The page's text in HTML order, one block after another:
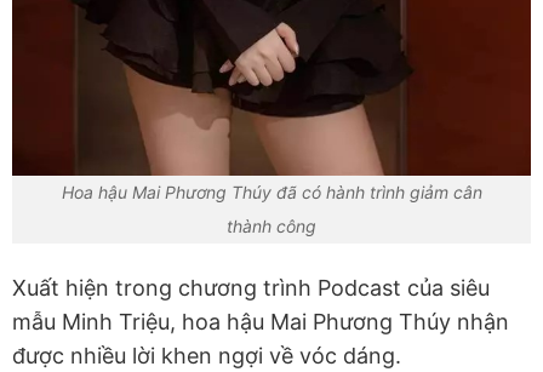
Hoa hậu Mai Phương Thúy đã có hành trình giảm cân
thành công
Xuất hiện trong chương trình Podcast của siêu
mẫu Minh Triệu, hoa hậu Mai Phương Thúy nhận
được nhiều lời khen ngợi về vóc dáng.